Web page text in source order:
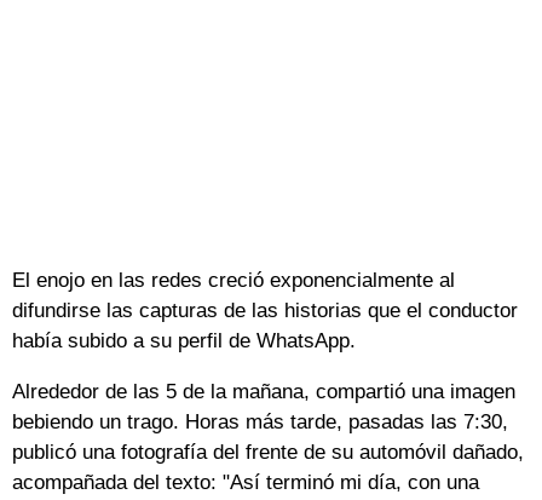
El enojo en las redes creció exponencialmente al
difundirse las capturas de las historias que el conductor
había subido a su perfil de WhatsApp.
Alrededor de las 5 de la mañana, compartió una imagen
bebiendo un trago. Horas más tarde, pasadas las 7:30,
publicó una fotografía del frente de su automóvil dañado,
acompañada del texto: "Así terminó mi día, con una